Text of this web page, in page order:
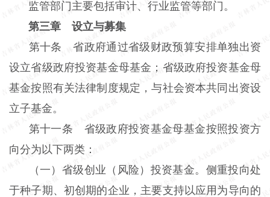
监管部门主要包括审计、行业监管等部门。
第三章 设立与募集
第十条 省政府通过省级财政预算安排单独出资
设立省级政府投资基金母基金；省级政府投资基金母
基金按照有关法律制度规定，与社会资本共同出资设
立子基金。
第十一条 省级政府投资基金母基金按照投资方
向分为以下两类：
（一）省级创业（风险）投资基金。侧重投向处
于种子期、初创期的企业，主要支持以应用为导向的